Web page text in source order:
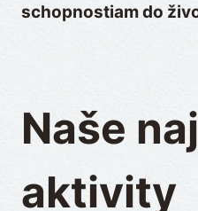
schopnostiam do
Naše
aktivity